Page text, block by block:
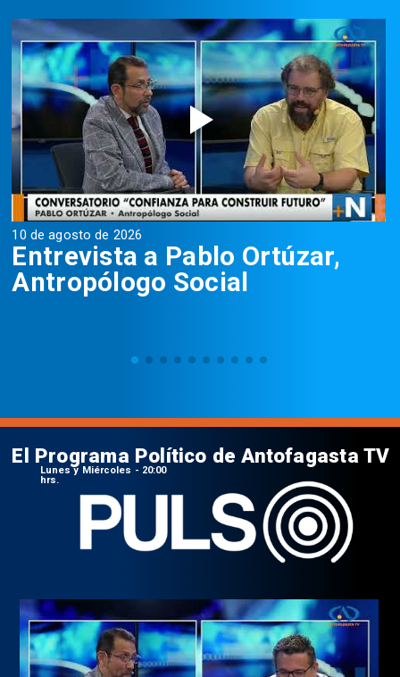
10 de agosto de 2026
Entrevista a Pablo Ortúzar,
Antropólogo Social
El Programa Político de Antofagasta TV
Lunes y Miércoles - 20:00
hrs.